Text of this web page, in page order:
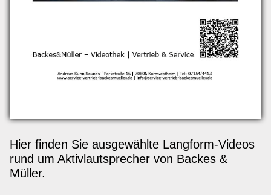
Hier finden Sie ausgewählte Langform-Videos
rund um Aktivlautsprecher von Backes &
Müller.